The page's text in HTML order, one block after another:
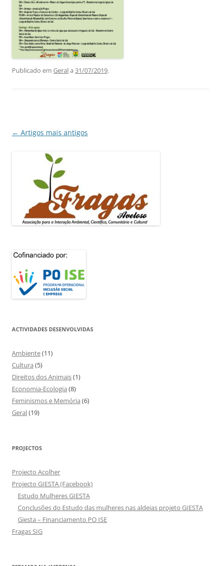
Publicado em Gerala 31/07/2019.
Navegação
← Artigos mais antigos
ACTIVIDADES DESENVOLVIDAS
Ambiente(11)
Cultura (5)
Direitos dos Animais(1)
Economia-Ecologia (8)
Feminismos e Memória (6)
Geral(19)
PROJECTOS
Projecto Acolher
Projecto GIESTA (Facebook)
Estudo Mulheres GIESTA
Conclusões do Estudo das mulheres nas aldeias projeto GIESTA
Giesta – Financiamento PO ISE
Fragas SIG